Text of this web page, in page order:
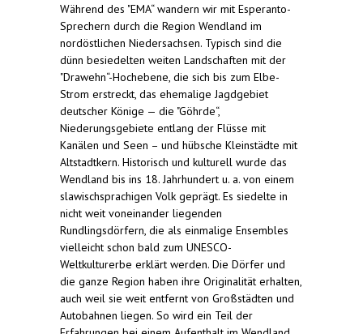
Während des "EMA“ wandern wir mit Esperanto-
Sprechern durch die Region Wendland im
nordöstlichen Niedersachsen. Typisch sind die
dünn besiedelten weiten Landschaften mit der
"Drawehn“-Hochebene, die sich bis zum Elbe-
Strom erstreckt, das ehemalige Jagdgebiet
deutscher Könige — die "Göhrde“,
Niederungsgebiete entlang der Flüsse mit
Kanälen und Seen – und hübsche Kleinstädte mit
Altstadtkern. Historisch und kulturell wurde das
Wendland bis ins 18. Jahrhundert u. a. von einem
slawischsprachigen Volk geprägt. Es siedelte in
nicht weit voneinander liegenden
Rundlingsdörfern, die als einmalige Ensembles
vielleicht schon bald zum UNESCO-
Weltkulturerbe erklärt werden. Die Dörfer und
die ganze Region haben ihre Originalität erhalten,
auch weil sie weit entfernt von Großstädten und
Autobahnen liegen. So wird ein Teil der